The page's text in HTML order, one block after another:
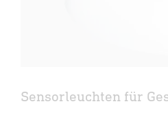
Sensorleuchten für